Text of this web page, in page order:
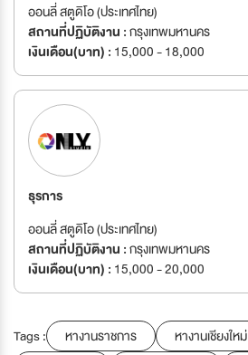
ออนลี่ สตูดิโอ (ประเทศไทย)
สถานที่ปฏิบัติงาน :กรุงเทพมหานคร
เงินเดือน(บาท) : 15,000 - 18,000
ธุรการ
ออนลี่ สตูดิโอ (ประเทศไทย)
สถานที่ปฏิบัติงาน :กรุงเทพมหานคร
เงินเดือน(บาท) : 15,000 - 20,000
Tags : หางานราชการ หางานเชียงใหม่